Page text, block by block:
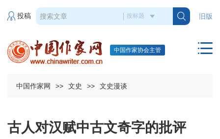
旧版
投稿
中国作家协会主管
中国作家网 >> 文史 >> 文史漫谈
古人对汉赋中古文奇字的批评